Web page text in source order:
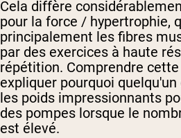
Cela diffère
pour la force / hypertrophie,
principalement les fibres
par des exercices à haute
répétition. Comprendre
expliquer pourquoi
les poids impressionnants
des pompes lorsque le
est élevé.